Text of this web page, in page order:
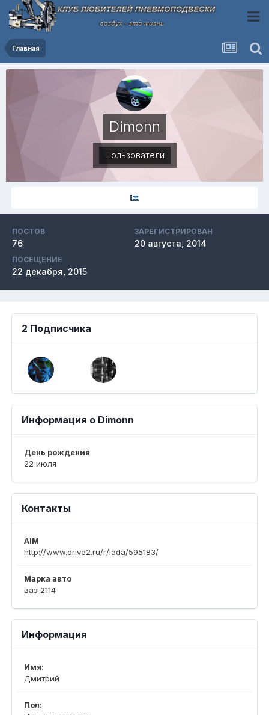
Главная
Dimonn
Пользователи
ПОСТОВ
76
ЗАРЕГИСТРИРОВАН
20 августа, 2014
ПОСЕЩЕНИЕ
22 декабря, 2015
2 Подписчика
Информация о Dimonn
День рождения
22 июля
Контакты
AIM
http://www.drive2.ru/r/lada/595183/
Марка авто
ваз 2114
Информация
Имя:
Дмитрий
Пол: